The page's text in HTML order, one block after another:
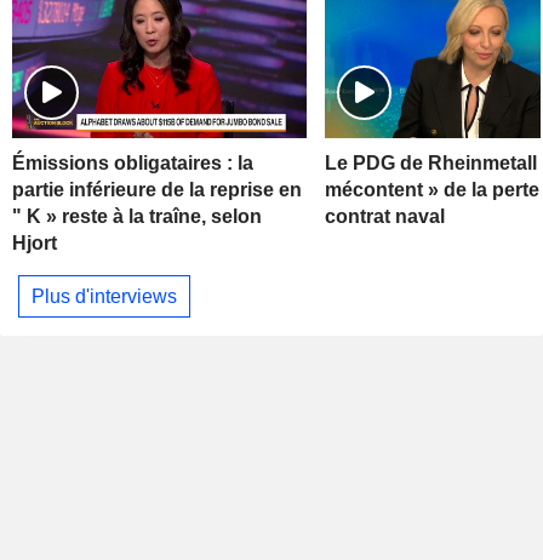
Émissions obligataires : la
partie inférieure de la reprise en
" K » reste à la traîne, selon
Hjort
Le PDG de
mécontent » de la
contrat naval
Plus d'interviews